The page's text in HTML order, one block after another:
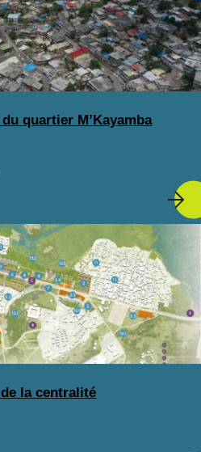
du quartier M’Kayamba
de la centralité